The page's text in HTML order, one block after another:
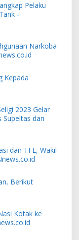
Pelaku
-
Narkoba
Kepada
2023 Gelar
Supeltas dan
dan TFL, Wakil
Berikut
Kotak ke